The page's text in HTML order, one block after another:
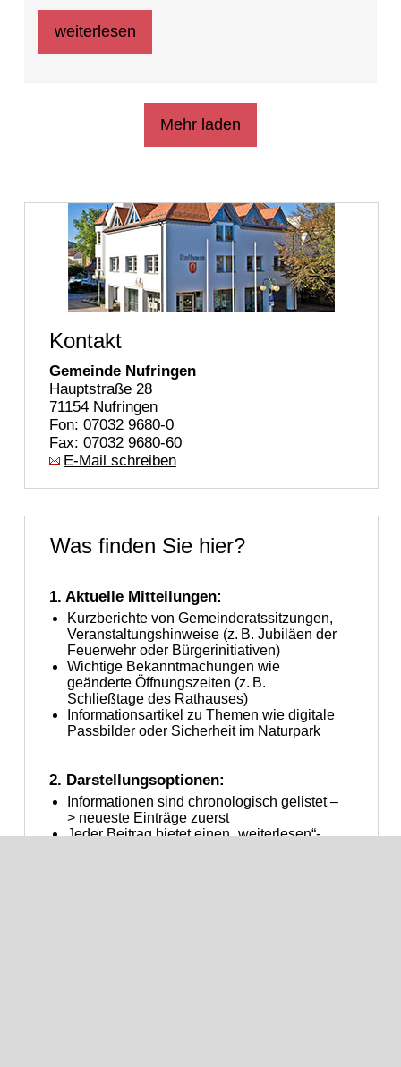
weiterlesen
Mehr laden
Kontakt
Gemeinde Nufringen
Hauptstraße 28
71154 Nufringen
Fon: 07032 9680-0
Fax: 07032 9680-60
E-Mail schreiben
Was finden Sie hier?
1. Aktuelle Mitteilungen:
Kurzberichte von Gemeinderatssitzungen,
Veranstaltungshinweise (z. B. Jubiläen der
Feuerwehr oder Bürgerinitiativen)
Wichtige Bekanntmachungen wie
geänderte Öffnungszeiten (z. B.
Schließtage des Rathauses)
Informationsartikel zu Themen wie digitale
Passbilder oder Sicherheit im Naturpark
2. Darstellungsoptionen:
Informationen sind chronologisch gelistet –
> neueste Einträge zuerst
Jeder Beitrag bietet einen „weiterlesen“-